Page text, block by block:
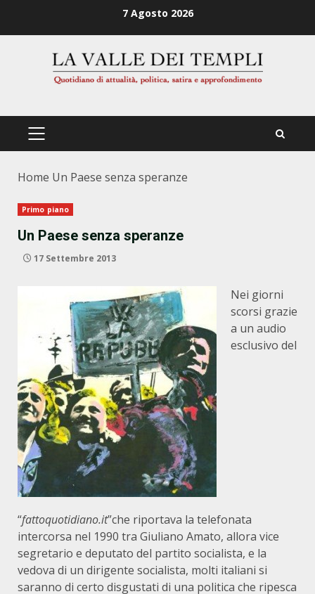
7 Agosto 2026
PRIMÄRES
Home Un Paese senza speranze
Primo piano
Un Paese senza speranze
17 Settembre 2013
Nei giorni
scorsi grazie
a un audio
esclusivo del
“fattoquotidiano.it”che riportava la telefonata
intercorsa nel 1990 tra Giuliano Amato, allora vice
segretario e deputato del partito socialista, e la
vedova di un dirigente socialista, molti italiani si
saranno di certo disgustati di una politica che ripesca